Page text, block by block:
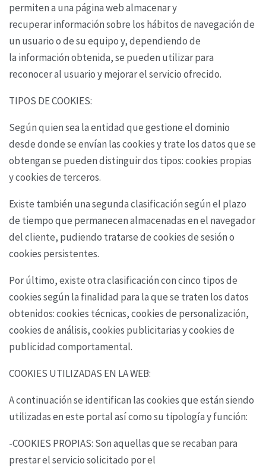
permiten a una página web almacenar y
recuperarinformación sobre los hábitos de navegación de
un usuario o de su equipo y, dependiendo de
la información obtenida, se pueden utilizar para
reconocer al usuario y mejorar el servicio ofrecido.
TIPOS DE COOKIES:
Según quien sea la entidad que gestione el dominio
desde donde se envían las cookies y trate losdatos que se
obtengan se pueden distinguir dos tipos: cookies propias
y cookies de terceros.
Existe también una segunda clasificación según el plazo
de tiempo que permanecen almacenadasen el navegador
del cliente, pudiendo tratarse de cookies de sesión o
cookies persistentes.
Por último, existe otra clasificación con cinco tipos de
cookies según la finalidad para la que se traten los datos
obtenidos: cookies técnicas, cookies de personalización,
cookies de análisis,cookies publicitarias y cookies de
publicidad comportamental.
COOKIES UTILIZADAS EN LA WEB:
A continuación se identifican las cookies que están siendo
utilizadas en este portal así como su tipología y función:
-COOKIES PROPIAS: Son aquellas que se recaban para
prestar el servicio solicitado por el